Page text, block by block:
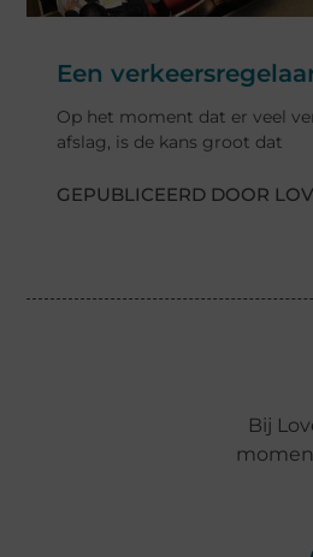
Een
Op het moment dat er veel
afslag, is de kans groot dat
GEPUBLICEERD DOOR
Bij